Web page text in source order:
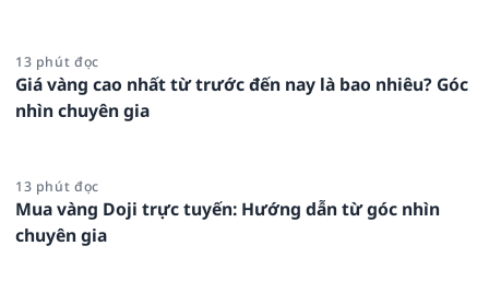
13 phút đọc
Giá vàng cao nhất từ trước đến nay là bao nhiêu? Góc
nhìn chuyên gia
13 phút đọc
Mua vàng Doji trực tuyến: Hướng dẫn từ góc nhìn
chuyên gia